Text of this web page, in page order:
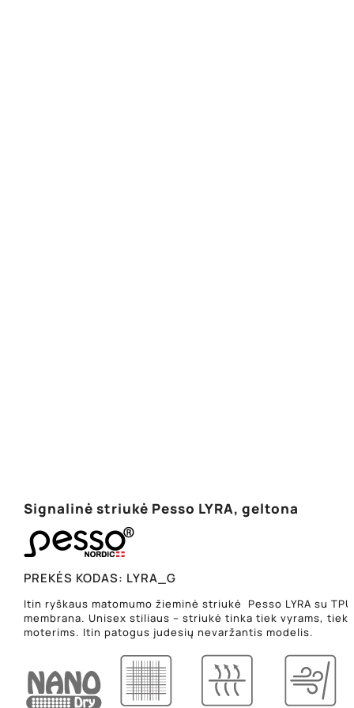
Signalinė striukė Pesso LYRA, geltona
PREKĖS KODAS: LYRA_G
Itin ryškaus matomumo žieminė striukė Pesso LYRA su TPU
membrana. Unisex stiliaus – striukė tinka tiek vyrams, tiek
moterims. Itin patogus judesių nevaržantis modelis.